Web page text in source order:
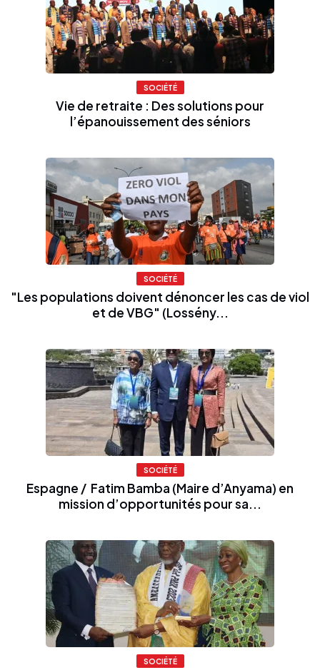
SOCIÉTÉ
Vie de retraite : Des solutions pour
l’épanouissement des séniors
SOCIÉTÉ
"Les populations doivent dénoncer les cas de viol
et de VBG" (Lossény...
SOCIÉTÉ
Espagne / Fatim Bamba (Maire d’Anyama) en
mission d’opportunités pour sa...
SOCIÉTÉ